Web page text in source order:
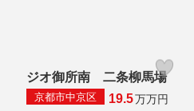
ジオ御所南 二条柳馬場
京都市中京区 19.5万万円